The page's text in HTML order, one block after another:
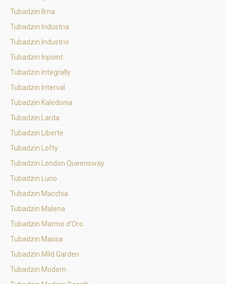
Tubadzin Ilma
Tubadzin Industria
Tubadzin Industrio
Tubadzin Inpoint
Tubadzin Integrally
Tubadzin Interval
Tubadzin Kaledonia
Tubadzin Larda
Tubadzin Liberte
Tubadzin Lofty
Tubadzin London Queensway
Tubadzin Luno
Tubadzin Macchia
Tubadzin Malena
Tubadzin Marmo d'Oro
Tubadzin Massa
Tubadzin Mild Garden
Tubadzin Modern